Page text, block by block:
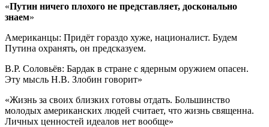
«Путин ничего плохого не представляет, досконально
знаем»
Американцы: Придёт гораздо хуже, националист. Будем
Путина охранять, он предсказуем.
В.Р. Соловьёв: Бардак в стране с ядерным оружием опасен.
Эту мысль Н.В. Злобин говорит»
«Жизнь за своих близких готовы отдать. Большинство
молодых американских людей считает, что жизнь священна.
Личных ценностей идеалов нет вообще»